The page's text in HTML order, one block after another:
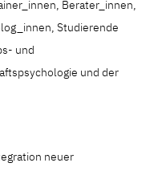
Berater_innen,
Studierende
und
und der
neuer